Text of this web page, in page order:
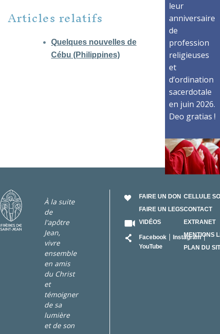
Articles relatifs
Quelques nouvelles de
Cébu (Philippines)
leur
anniversaire
de
profession
religieuses
et
d’ordination
sacerdotale
en juin 2026.
Deo gratias !
À la suite
de
l'apôtre
Jean,
vivre
ensemble
en amis
du Christ
et
témoigner
de sa
lumière
et de son
FAIRE UN DON
FAIRE UN LEGS
VIDÉOS
Facebook
Instagram
YouTube
CELLULE
CONTACT
EXTRANET
MENTIONS
PLAN DU